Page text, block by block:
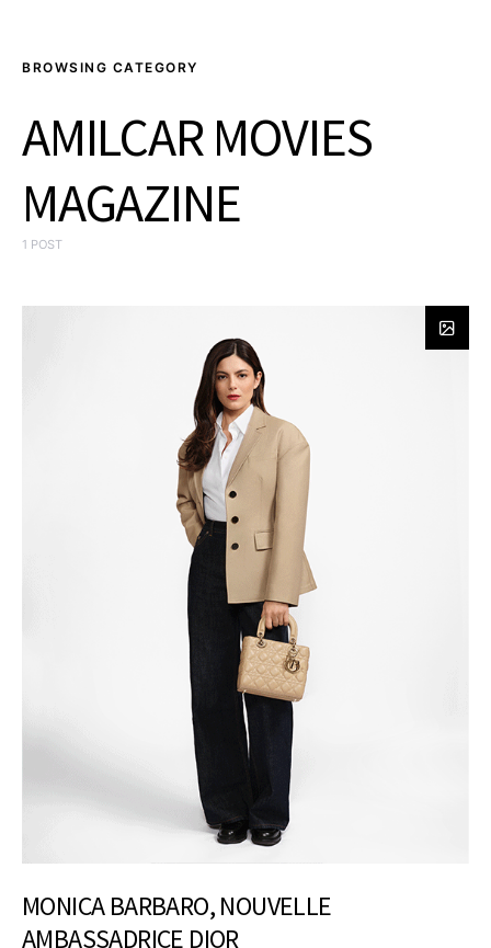
BROWSING CATEGORY
AMILCAR MOVIES
MAGAZINE
1 POST
MONICA BARBARO, NOUVELLE
AMBASSADRICE DIOR